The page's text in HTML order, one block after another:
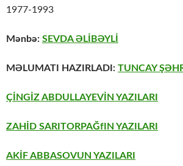
1977-1993
Mənbə: SEVDA ƏLİBƏYLİ
MƏLUMATI HAZIRLADI: TUNCAY
ÇİNGİZ ABDULLAYEVİN YAZILARI
ZAHİD SARITORPAĞfIN YAZILARI
AKİF ABBASOVUN YAZILARI